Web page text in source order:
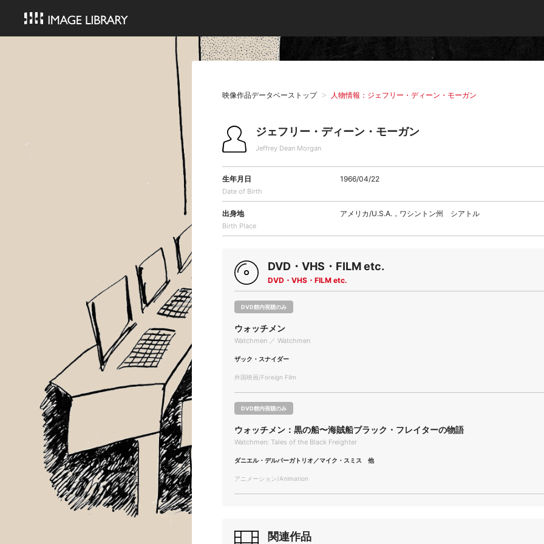
映像作品データベーストップ 人物情報：ジェフリー・ディーン・モーガン
ジェフリー・ディーン・モーガン
Jeffrey Dean Morgan
生年月日
Date of Birth
1966/04/22
出身地
Birth Place
アメリカ/U.S.A.，ワシントン州 シアトル
DVD・VHS・FILM etc.
DVD・VHS・FILM etc.
DVD館内視聴のみ
ウォッチメン
Watchmen ／ Watchmen
ザック・スナイダー
外国映画/Foreign Film
DVD館内視聴のみ
ウォッチメン：黒の船〜海賊船ブラック・フレイターの物語
Watchmen: Tales of the Black Freighter
ダニエル・デルパーガトリオ／マイク・スミス 他
アニメーション/Animation
関連作品